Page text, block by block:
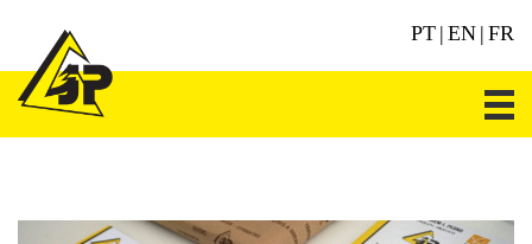
PT | EN | FR